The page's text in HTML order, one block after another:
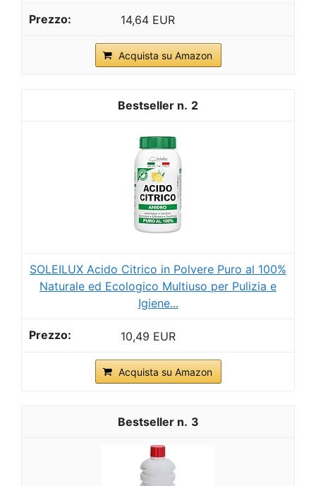
14,64 EUR
Acquista su Amazon
2
SOLEILUX Acido Citrico in Polvere Puro al 100%
Naturale ed Ecologico Multiuso per Pulizia e
Igiene...
10,49 EUR
Acquista su Amazon
3